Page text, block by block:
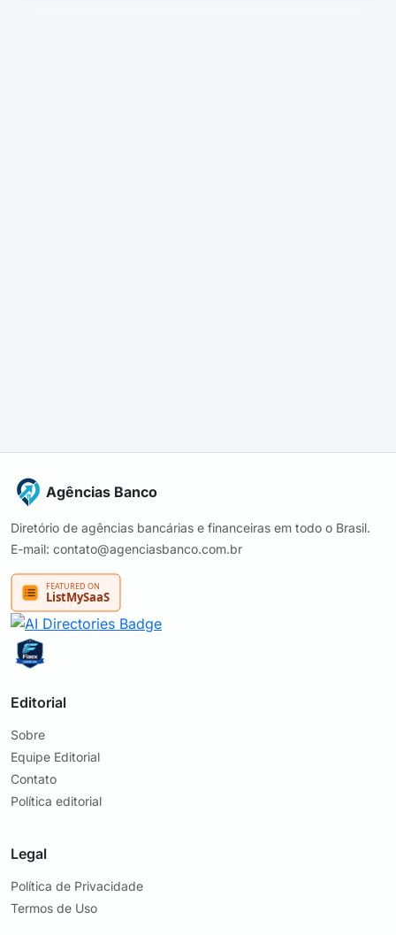
Agências Banco
Diretório de agências bancárias e financeiras em todo o Brasil.
E-mail: contato@agenciasbanco.com.br
Editorial
Sobre
Equipe Editorial
Contato
Política editorial
Legal
Política de Privacidade
Termos de Uso